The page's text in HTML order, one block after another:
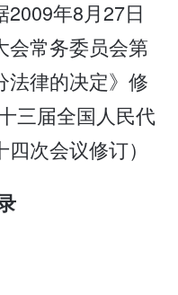
年8月27日
会常务委员会第
法律的决定》修
三届全国人民代
次会议修订）